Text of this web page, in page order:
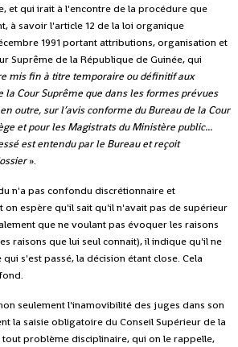
et qui irait à l'encontre de la procédure que
à savoir l'article 12 de la loi organique
1991 portant attributions, organisation et
Suprême de la République de Guinée,qui
mis fin à titre temporaire ou définitif aux
la Cour Suprême que dans les formes prévues
outre, sur l’avis conforme du Bureau de la Cour
et pour les Magistrats du Ministère public...
est entendu par le Bureau et reçoit
».
n'a pas confondu discrétionnaire et
on espère qu'il sait qu'il n'avait pas de supérieur
que ne voulant pas évoquer les raisons
raisons que lui seul connait), il indique qu'il ne
s'est passé, la décision étant close. Cela
seulement l'inamovibilité des juges dans son
la saisie obligatoire du Conseil Supérieur de la
problème disciplinaire, qui on le rappelle,